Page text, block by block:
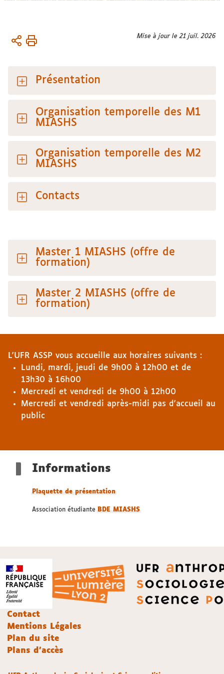
Vous
Accueil
Masters
Master
Mise à jour le 21 juil. 2026
Présentation
Organisation temporelle des M1
MIASHS
Organisation temporelle des M2
MIASHS
Contacts
Master 1 MIASHS (offre de
formation)
Master 2 MIASHS (offre de
formation)
L'UFR ASSP vous accueille aux horaires suivants :
Lundi, mardi, jeudi de 9h00 à 12h00 et de
13h30 à 16h00
Mercredi et vendredi de 9h00 à 12h00
Mercredi et vendredi après-midi pas d'accueil au
public
Informations
Plaquette de présentation
Association étudiante BDE MIASHS
Contact
Mentions Légales
Plan du site
Plans d'accès